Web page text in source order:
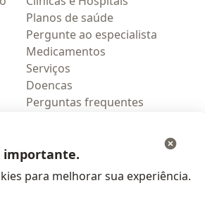
Planos de saúde
Pergunte ao especialista
Medicamentos
Serviços
Doencas
Perguntas frequentes
abre num novoabre
importante.
para melhorar sua experiência.